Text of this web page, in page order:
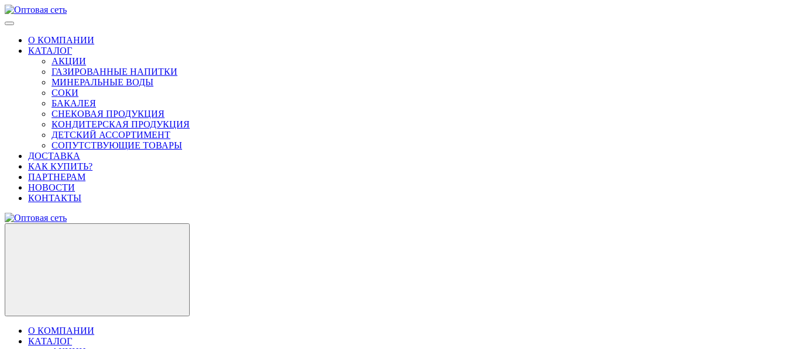
О КОМПАНИИ
КАТАЛОГ
АКЦИИ
ГАЗИРОВАННЫЕ НАПИТКИ
МИНЕРАЛЬНЫЕ ВОДЫ
СОКИ
БАКАЛЕЯ
СНЕКОВАЯ ПРОДУКЦИЯ
КОНДИТЕРСКАЯ ПРОДУКЦИЯ
ДЕТСКИЙ АССОРТИМЕНТ
СОПУТСТВУЮЩИЕ ТОВАРЫ
ДОСТАВКА
КАК КУПИТЬ?
ПАРТНЕРАМ
НОВОСТИ
КОНТАКТЫ
О КОМПАНИИ
КАТАЛОГ